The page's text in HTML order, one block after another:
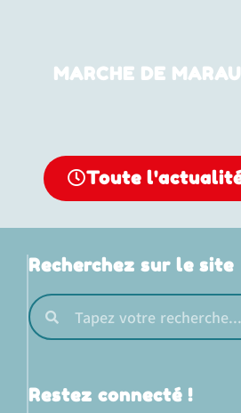
MARCHE DE
Toute
Recherchez sur le site
Restez connecté !